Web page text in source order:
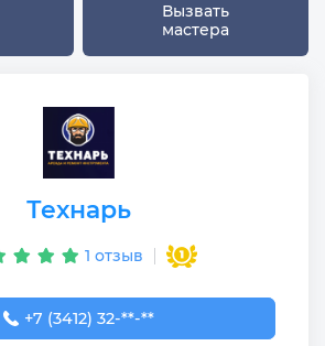
Вызвать
мастера
Технарь
1 отзыв
+7 (3412) 32-32-15
+7 (3412) 32-**-**